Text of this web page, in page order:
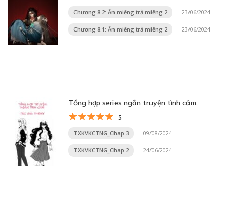
Chương 8.2: Ăn miếng trả miếng 2 23/06/2024
Chương 8.1: Ăn miếng trả miếng 2 23/06/2024
Tổng hợp series ngắn truyện tình cảm.
5
TXKVKCTNG_Chap 3 09/08/2024
TXKVKCTNG_Chap 2 24/06/2024